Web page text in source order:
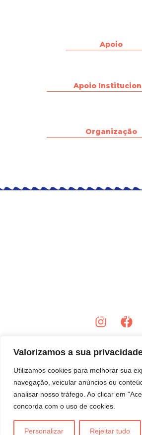
Valorizamos a sua
Utilizamos cookies para melhorar sua
navegação, veicular anúncios ou
analisar nosso tráfego. Ao clicar em
concorda com o uso de cookies.
Personalizar Rejeitar tudo
Apoio
Apoio
Organização
REDES SOCIAIS:
Copyright © 2026 Wine
Um oferecimento do